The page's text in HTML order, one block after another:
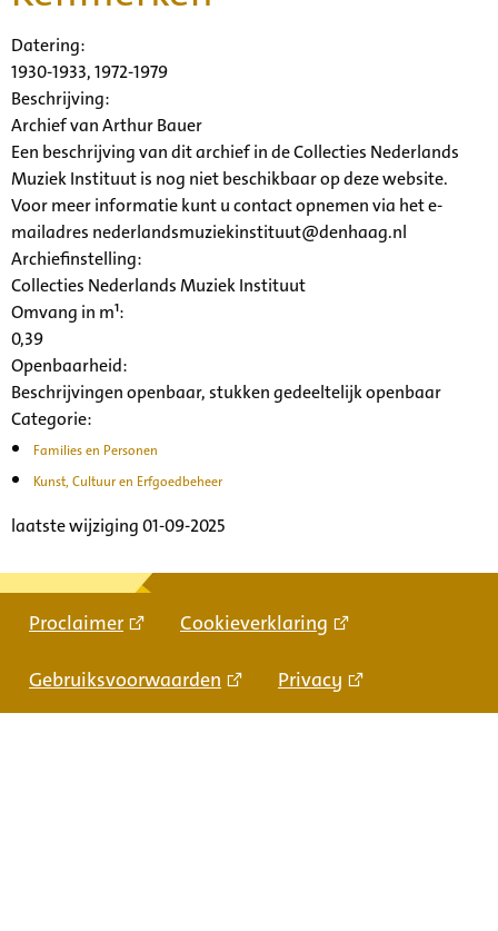
Datering:
1930-1933, 1972-1979
Beschrijving:
Archief van Arthur Bauer
Een beschrijving van dit archief in de Collecties Nederlands
Muziek Instituut is nog niet beschikbaar op deze website.
Voor meer informatie kunt u contact opnemen via het e-
mailadres nederlandsmuziekinstituut@denhaag.nl
Archiefinstelling:
Collecties Nederlands Muziek Instituut
Omvang in m¹:
0,39
Openbaarheid:
Beschrijvingen openbaar, stukken gedeeltelijk openbaar
Categorie:
Families en Personen
Kunst, Cultuur en Erfgoedbeheer
laatste wijziging 01-09-2025
Proclaimer Cookieverklaring
Gebruiksvoorwaarden Privacy